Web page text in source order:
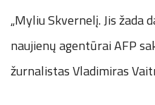
„Myliu Skvernelį. Jis žada
naujienų agentūrai AFP
žurnalistas Vladimiras